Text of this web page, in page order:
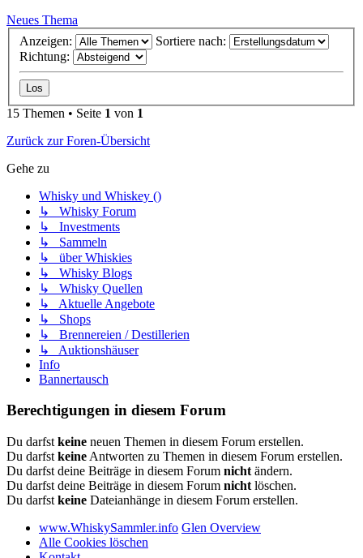
Neues Thema
Anzeigen:
Sortiere nach:
Richtung:
15 Themen • Seite 1 von 1
Zurück zur Foren-Übersicht
Gehe zu
Whisky und Whiskey ()
↳ Whisky Forum
↳ Investments
↳ Sammeln
↳ über Whiskies
↳ Whisky Blogs
↳ Whisky Quellen
↳ Aktuelle Angebote
↳ Shops
↳ Brennereien / Destillerien
↳ Auktionshäuser
Info
Bannertausch
Berechtigungen in diesem Forum
Du darfst keine neuen Themen in diesem Forum erstellen.
Du darfst keine Antworten zu Themen in diesem Forum erstellen.
Du darfst deine Beiträge in diesem Forum nicht ändern.
Du darfst deine Beiträge in diesem Forum nicht löschen.
Du darfst keine Dateianhänge in diesem Forum erstellen.
www.WhiskySammler.info Glen Overview
Alle Cookies löschen